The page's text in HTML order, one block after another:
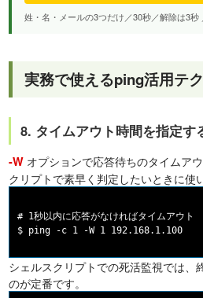
姓・名・メールの3つだけ／30秒／解除は3
実務で使えるping活用テ
8. タイムアウト時間を指定す
-W オプションで応答待ちのタイムア
クリプトで素早く判定したいときに使
# 1秒以内に応答がなければタイムアウト
シェルスクリプトでの死活監視では、
のが定番です。